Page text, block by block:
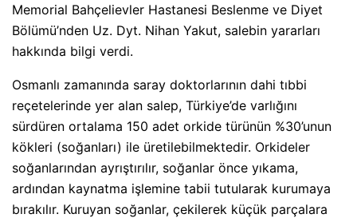
Memorial Bahçelievler Hastanesi Beslenme ve Diyet
Bölümü’nden Uz. Dyt. Nihan Yakut, salebin yararları
hakkında bilgi verdi.
Osmanlı zamanında saray doktorlarının dahi tıbbi
reçetelerinde yer alan salep, Türkiye’de varlığını
sürdüren ortalama 150 adet orkide türünün %30’unun
kökleri (soğanları) ile üretilebilmektedir. Orkideler
soğanlarından ayrıştırılır, soğanlar önce yıkama,
ardından kaynatma işlemine tabii tutularak kurumaya
bırakılır. Kuruyan soğanlar, çekilerek küçük parçalara